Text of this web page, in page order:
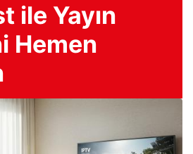
ile Yayın
Hemen